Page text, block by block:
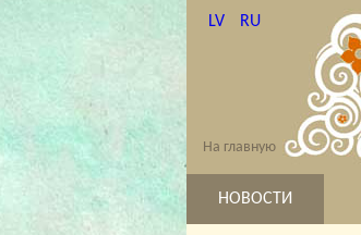
LV RU
На главную
НОВОСТИ